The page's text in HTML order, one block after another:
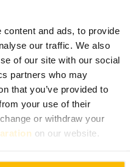
and ads, to provide
our traffic. We also
of our site with our social
partners who may
that you’ve provided to
your use of their
or withdraw your
on our website.
室